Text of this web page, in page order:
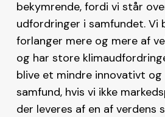
bekymrende, fordi vi står
udfordringer i samfundet. Vi
forlanger mere og mere af
og har store
blive et mindre innovativt
samfund, hvis vi ikke
der leveres af en af